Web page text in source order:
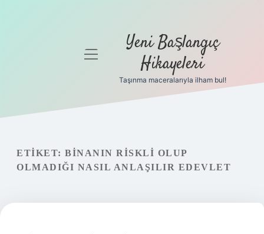
Gizlilik
Yasal Uyarı
menüyü
Yeni Başlangıç
Hikayeleri
Taşınma maceralarıyla ilham bul!
ETIKET: BINANIN RISKLI OLUP
OLMADIĞI NASIL ANLAŞILIR EDEVLET